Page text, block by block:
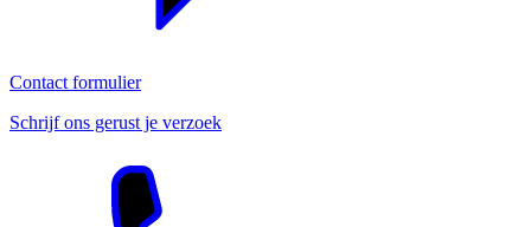
Contact formulier
Schrijf ons gerust je verzoek